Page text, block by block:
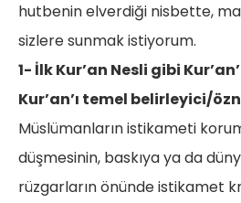
hutbenin elverdiği nisbette,
sizlere sunmak istiyorum.
1- İlk Kur’an Nesli gibi
Kur’an’ı temel belirleyici/
Müslümanların istikameti
düşmesinin, baskıya ya da
rüzgarların önünde istikamet